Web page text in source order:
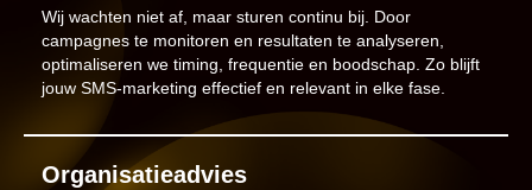
Wij wachten niet af, maar sturen continu bij. Door
campagnes te monitoren en resultaten te analyseren,
optimaliseren we timing, frequentie en boodschap. Zo blijft
jouw SMS-marketing effectief en relevant in elke fase.
Organisatieadvies